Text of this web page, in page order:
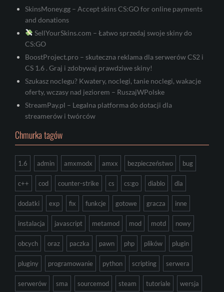
SkinsMoney.gg – Accept skins CS:GO for online payments
and donations
SellYourSkins.com – Łatwo sprzedaj swoje skiny do
CS:GO
BoostProject.pro – skuteczna reklama dla serwerów CS2 i
CS 1.6 . Graj i zdobywaj prawdziwe skiny!
Szukasz noclegu? Kwatery, noclegi, tanie noclegi, wakacje
oferty, wczasy nad jeziorem – RuszajWPolske
StreamPay.pl – Legalna platforma do dotacji dla
streamerów i twórców
Chmurka tagów
1.6 admin amxmodx amxx bezpieczeństwo bug
c++ cod counter-strike cs cs:go diablo dla
dodatki exp fix funkcje gotowe gracza inne
instalacja javascript metamod mod motd nowy
obcych oraz paczka pawn php plików plugin
pluginy programowanie python scripting serwera
serwerów sma sourcemod steam tutoriale wersja